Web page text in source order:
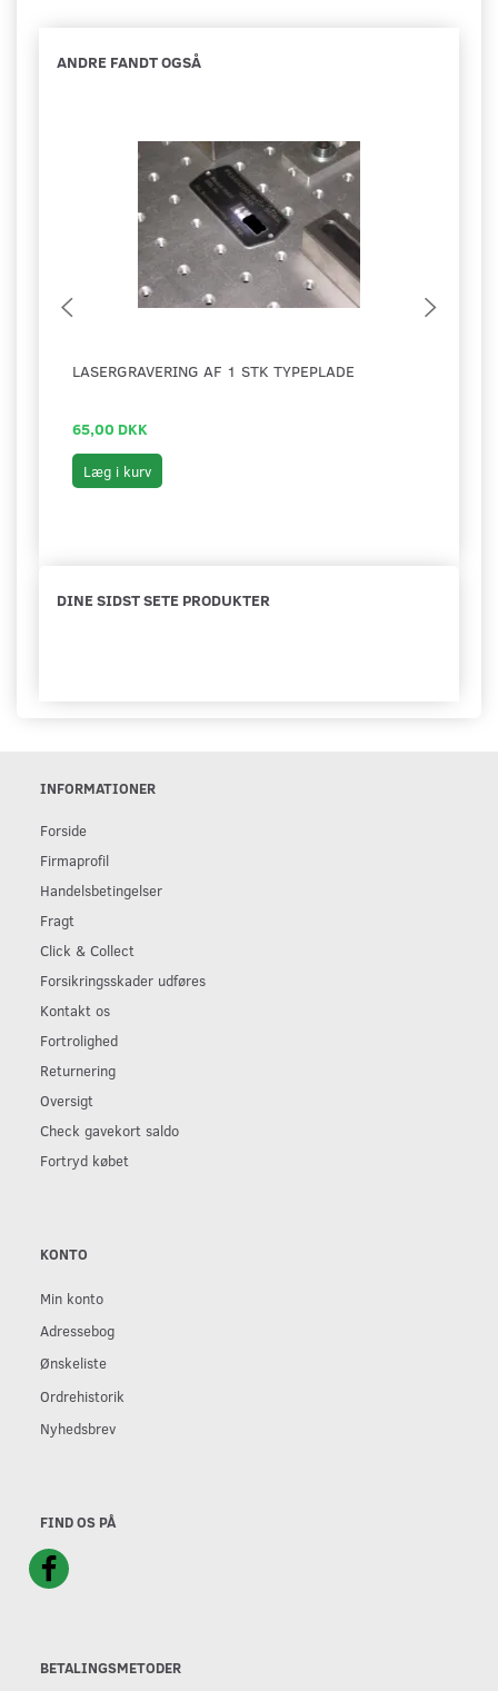
ANDRE FANDT OGSÅ
LASERGRAVERING AF 1 STK TYPEPLADE
65,00 DKK
Læg i kurv
DINE SIDST SETE PRODUKTER
INFORMATIONER
Forside
Firmaprofil
Handelsbetingelser
Fragt
Click & Collect
Forsikringsskader udføres
Kontakt os
Fortrolighed
Returnering
Oversigt
Check gavekort saldo
Fortryd købet
KONTO
Min konto
Adressebog
Ønskeliste
Ordrehistorik
Nyhedsbrev
FIND OS PÅ
BETALINGSMETODER